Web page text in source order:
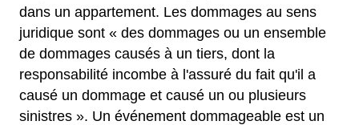
dans un appartement. Les dommages au sens
juridique sont « des dommages ou un ensemble
de dommages causés à un tiers, dont la
responsabilité incombe à l'assuré du fait qu'il a
causé un dommage et causé un ou plusieurs
sinistres ». Un événement dommageable est un